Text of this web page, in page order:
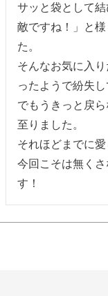
サッと袋として
敵ですね！」と
た。
そんなお気に入
ったようで紛失
でもうきっと戻
至りました。
それほどまでに愛
今回こそは無く
す！